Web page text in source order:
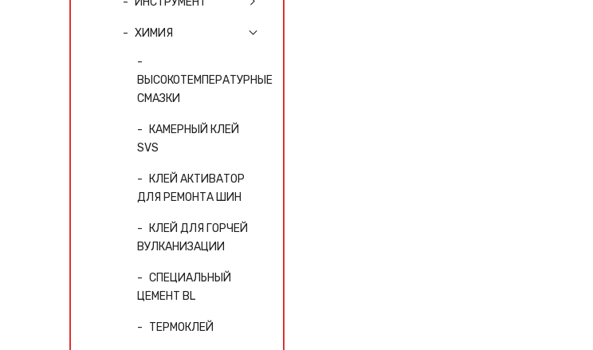
ХИМИЯ
ВЫСОКОТЕМПЕРАТУРНЫЕ
СМАЗКИ
КАМЕРНЫЙ КЛЕЙ
SVS
КЛЕЙ АКТИВАТОР
ДЛЯ РЕМОНТА ШИН
КЛЕЙ ДЛЯ ГОРЧЕЙ
ВУЛКАНИЗАЦИИ
СПЕЦИАЛЬНЫЙ
ЦЕМЕНТ BL
ТЕРМОКЛЕЙ